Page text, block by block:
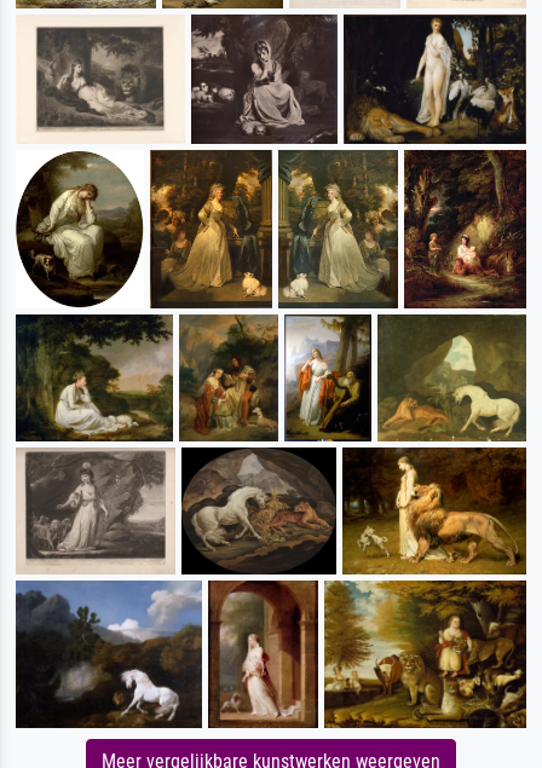
Meer vergelijkbare kunstwerken weergeven